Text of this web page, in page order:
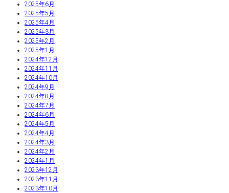
2025年6月
2025年5月
2025年4月
2025年3月
2025年2月
2025年1月
2024年12月
2024年11月
2024年10月
2024年9月
2024年8月
2024年7月
2024年6月
2024年5月
2024年4月
2024年3月
2024年2月
2024年1月
2023年12月
2023年11月
2023年10月